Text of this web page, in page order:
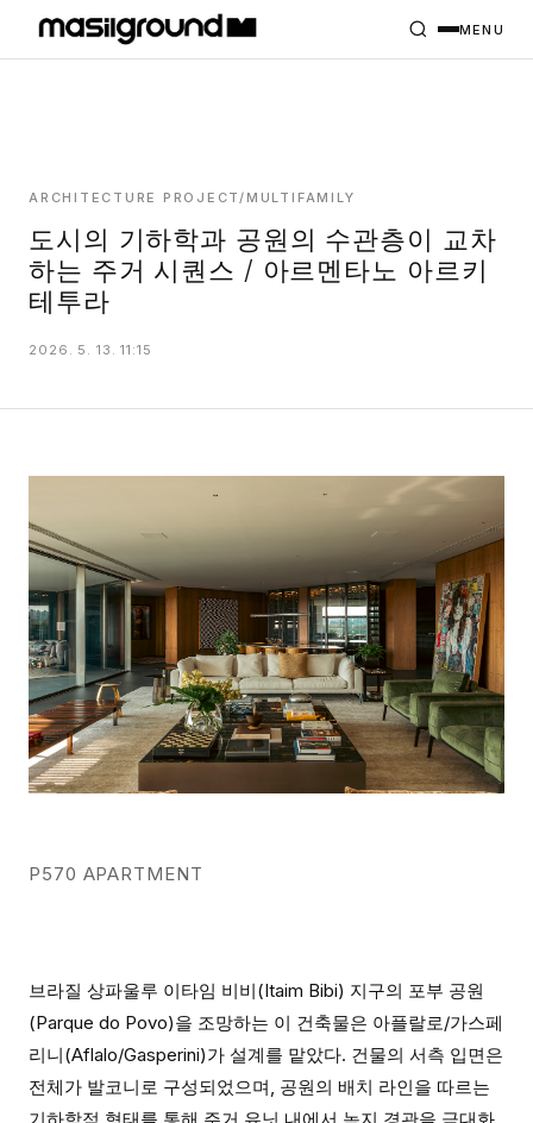
PROJECTS
MASILWIDE
MENU
ARCHITECTURE PROJECT/MULTIFAMILY
도시의 기하학과 공원의 수관층이 교차
하는 주거 시퀀스 / 아르멘타노 아르키
테투라
2026. 5. 13. 11:15
P570 APARTMENT
브라질 상파울루 이타임 비비(Itaim Bibi) 지구의 포부 공원
(Parque do Povo)을 조망하는 이 건축물은 아플랄로/가스페
리니(Aflalo/Gasperini)가 설계를 맡았다. 건물의 서측 입면은
전체가 발코니로 구성되었으며, 공원의 배치 라인을 따르는